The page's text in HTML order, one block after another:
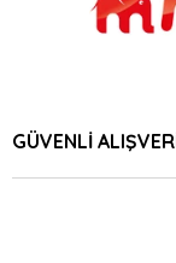
GÜVENLİ